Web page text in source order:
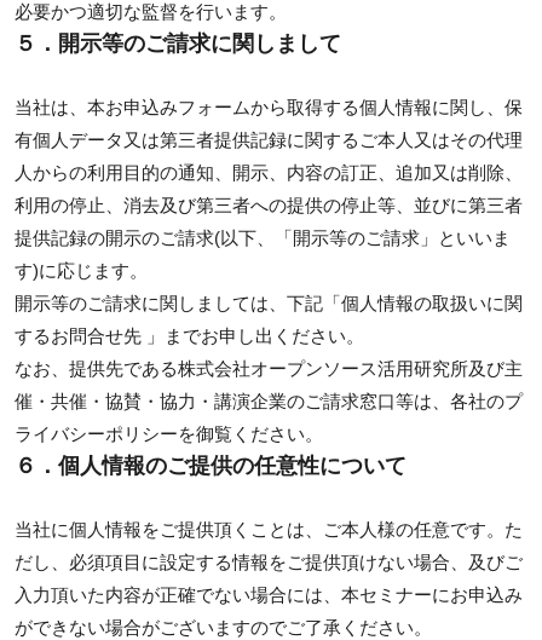
必要かつ適切な監督を行います。
５．開示等のご請求に関しまして
当社は、本お申込みフォームから取得する個人情報に関し、保
有個人データ又は第三者提供記録に関するご本人又はその代理
人からの利用目的の通知、開示、内容の訂正、追加又は削除、
利用の停止、消去及び第三者への提供の停止等、並びに第三者
提供記録の開示のご請求(以下、「開示等のご請求」といいま
す)に応じます。
開示等のご請求に関しましては、下記「個人情報の取扱いに関
するお問合せ先 」までお申し出ください。
なお、提供先である株式会社オープンソース活用研究所及び主
催・共催・協賛・協力・講演企業のご請求窓口等は、各社のプ
ライバシーポリシーを御覧ください。
６．個人情報のご提供の任意性について
当社に個人情報をご提供頂くことは、ご本人様の任意です。た
だし、必須項目に設定する情報をご提供頂けない場合、及びご
入力頂いた内容が正確でない場合には、本セミナーにお申込み
ができない場合がございますのでご了承ください。